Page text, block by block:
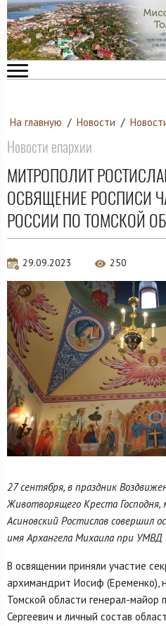
На главную / Новости /
Новости епархии
МИТРОПОЛИТ
ОСВЯЩЕНИЕ РОСПИСИ
РОССИИ ПО ТОМСКОЙ
29.09.2023 250
27 сентября, в праздник
Животворящего Креста
Асиновский Ростислав совершил
имя Архангела Михаила при УМВД
В освящении приняли участие
архимандрит Иосиф (Еременко),
Томской области генерал-майор
Сергеевич и личный состав